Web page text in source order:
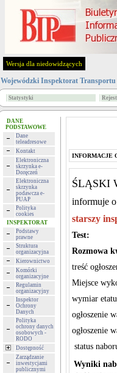
Wersja dla niedowidzących
Wojewódzki Inspektorat Transportu
Statystyki
DANE
PODSTAWOWE
Dane
teleadresowe
Kontakt
Elektroniczna
skrzynka e-
Doręczeń
Elektroniczna
skrzynka
podawcza e-
PUAP
Polityka
cookies
INSPEKTORAT
Podstawy
prawne
Struktura
organizacyjna
Kierownictwo
Komórki
organizacyjne
Regulamin
organizacyjny
Inspektor
Ochrony
Danych
Polityka
ochrony danych
osobowych -
RODO
Dostępność
Zarządzanie
inwestycjami
publicznymi
INFORMACJE
ŚLĄSKI
informuje
starszy
Test:
Rozmowa
treść
Miejsce
wymiar
ogłoszenie
ogłoszenie
status
Wyniki